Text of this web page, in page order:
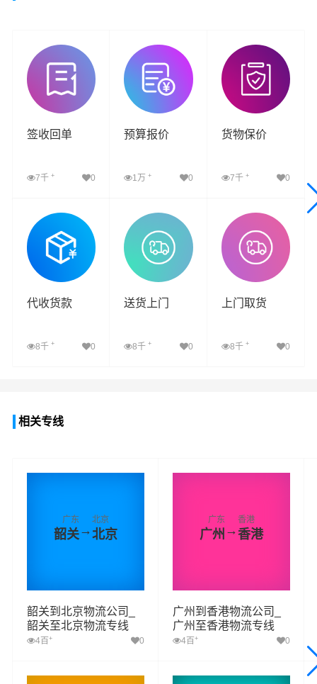
签收回单
7千 + 0
查看详细
预算报价
1万+ 0
查看详细
货物保价
7千 + 0
查看详细
代收货款
8千 + 0
送货上门
8千+ 0
上门取货
8千 + 0
相关专线
广东
韶关→
北京
北京
韶关到北京物流公司_
韶关至北京物流专线
4百 + 0
广东
广州 →
香港
香港
广州到香港物流公司_
广州至香港物流专线
4百 + 0